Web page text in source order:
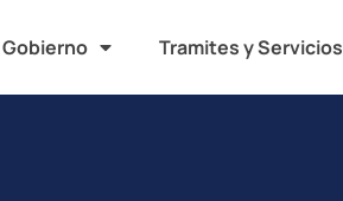
Gobierno Tramites y Servicios